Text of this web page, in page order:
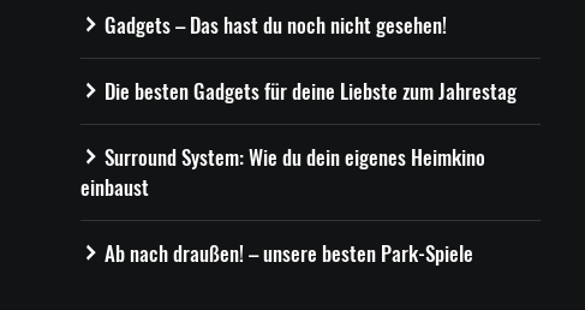
Gadgets – Das hast du noch nicht gesehen!
Die besten Gadgets für deine Liebste zum Jahrestag
Surround System: Wie du dein eigenes Heimkino
einbaust
Ab nach draußen! – unsere besten Park-Spiele